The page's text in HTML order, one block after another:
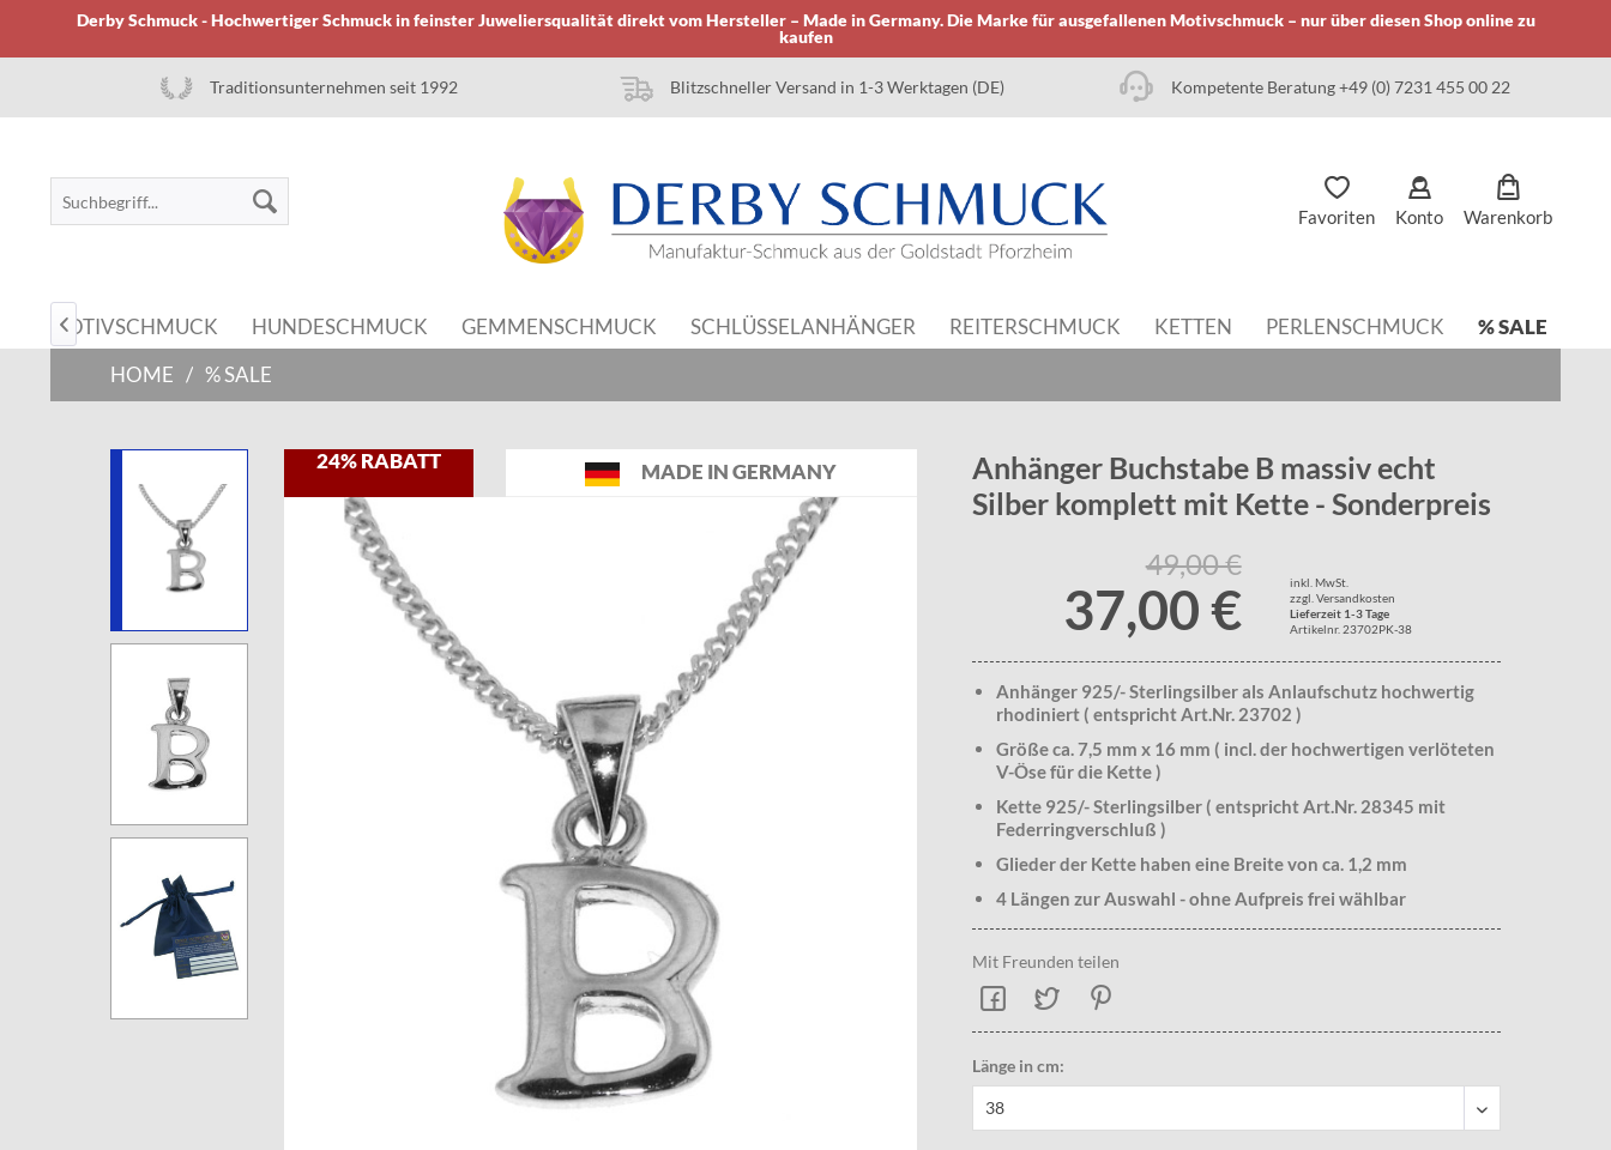
Derby Schmuck - Hochwertiger Schmuck in feinster Juweliersqualität direkt vom Hersteller – Made in Germany. Die Marke für ausgefallenen Motivschmuck – nur über diesen Shop online zu
kaufen
Traditionsunternehmen seit 1992 Blitzschneller Versand in 1-3 Werktagen (DE) Kompetente Beratung +49 (0) 7231 455 00 22
Favoriten Konto Warenkorb
MOTIVSCHMUCK HUNDESCHMUCK GEMMENSCHMUCK SCHLÜSSELANHÄNGER REITERSCHMUCK KETTEN PERLENSCHMUCK % SALE

HOME / % SALE
24% RABATT MADE IN GERMANY
Anhänger Buchstabe B massiv echt
Silber komplett mit Kette - Sonderpreis
49,00 €
37,00 €
inkl. MwSt.
zzgl. Versandkosten
Lieferzeit 1-3 Tage
Artikelnr. 23702PK-38
Anhänger 925/- Sterlingsilber als Anlaufschutz hochwertig
rhodiniert ( entspricht Art.Nr. 23702 )
Größe ca. 7,5 mm x 16 mm ( incl. der hochwertigen verlöteten
V-Öse für die Kette )
Kette 925/- Sterlingsilber ( entspricht Art.Nr. 28345 mit
Federringverschluß )
Glieder der Kette haben eine Breite von ca. 1,2 mm
4 Längen zur Auswahl - ohne Aufpreis frei wählbar
Mit Freunden teilen
Länge in cm: